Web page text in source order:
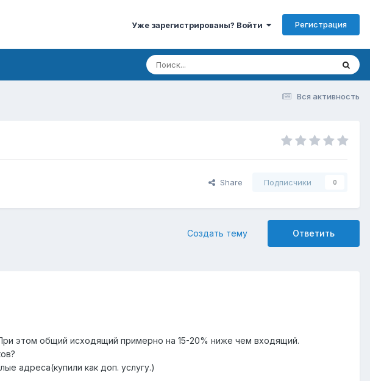
Уже зарегистрированы? Войти Регистрация
Вся активность
Share Подписчики 0
Ответить
Создать тему
этом общий исходящий примерно на 15-20% ниже чем входящий.
адреса(купили как доп. услугу.)